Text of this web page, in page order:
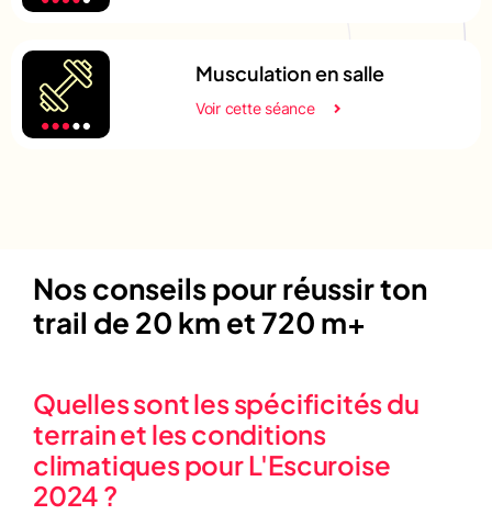
Musculation en salle
Voir cette séance
Nos conseils pour réussir ton
trail de 20 km et 720 m+
Quelles sont les spécificités du
terrain et les conditions
climatiques pour L'Escuroise
2024 ?